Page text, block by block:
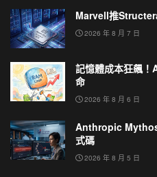
Marvell推
2026 年 8 月 7 日
記憶體成本狂飆！
命
2026 年 8 月 6 日
Anthropic
式碼
2026 年 8 月 5 日